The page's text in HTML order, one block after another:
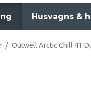
Husvagns &
/ Outwell Arctic Chill 41